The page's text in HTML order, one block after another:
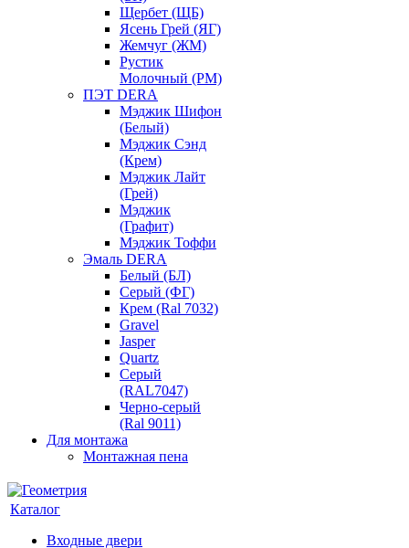
Щербет (ЩБ)
Ясень Грей (ЯГ)
Жемчуг (ЖМ)
Рустик
Молочный (РМ)
ПЭТ DERA
Мэджик Шифон
(Белый)
Мэджик Сэнд
(Крем)
Мэджик Лайт
(Грей)
Мэджик
(Графит)
Мэджик Тоффи
Эмаль DERA
Белый (БЛ)
Серый (ФГ)
Крем (Ral 7032)
Gravel
Jasper
Quartz
Серый
(RAL7047)
Черно-серый
(Ral 9011)
Для монтажа
Монтажная пена
Каталог
Входные двери